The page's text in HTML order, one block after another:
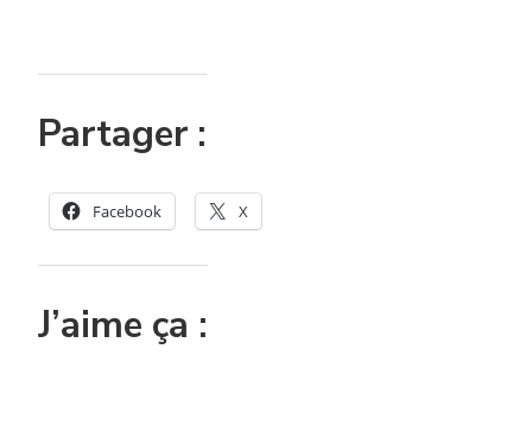
Partager :
Facebook X
J’aime ça :